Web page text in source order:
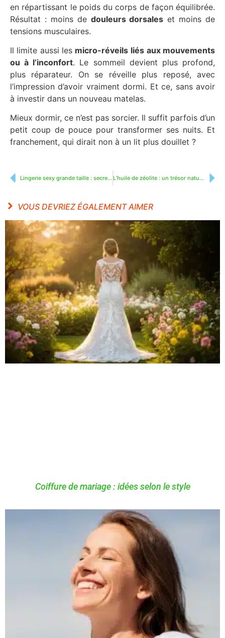
en répartissant le poids du corps de façon équilibrée.
Résultat : moins de douleurs dorsales et moins de
tensions musculaires.
Il limite aussi les micro-réveils liés aux mouvements
ou à l’inconfort. Le sommeil devient plus profond,
plus réparateur. On se réveille plus reposé, avec
l’impression d’avoir vraiment dormi. Et ce, sans avoir
à investir dans un nouveau matelas.
Mieux dormir, ce n’est pas sorcier. Il suffit parfois d’un
petit coup de pouce pour transformer ses nuits. Et
franchement, qui dirait non à un lit plus douillet ?
Lingerie sexy grande taille : secrets pour être sensuelle et glamour L’huile de zéolite : un trésor naturel aux multiples vertus
VOUS DEVRIEZ ÉGALEMENT AIMER
Coiffure de mariage : idées selon le style